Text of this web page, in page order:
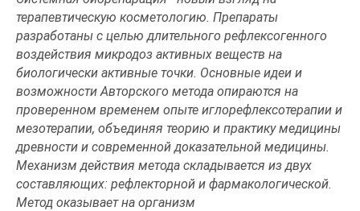
терапевтическую косметологию. Препараты
разработаны с целью длительного рефлексогенного
воздействия микродоз активных веществ на
биологически активные точки. Основные идеи и
возможности Авторского метода опираются на
проверенном временем опыте иглорефлексотерапии и
мезотерапии, объединяя теорию и практику медицины
древности и современной доказательной медицины.
Механизм действия метода складывается из двух
составляющих: рефлекторной и фармакологической.
Метод оказывает на организм